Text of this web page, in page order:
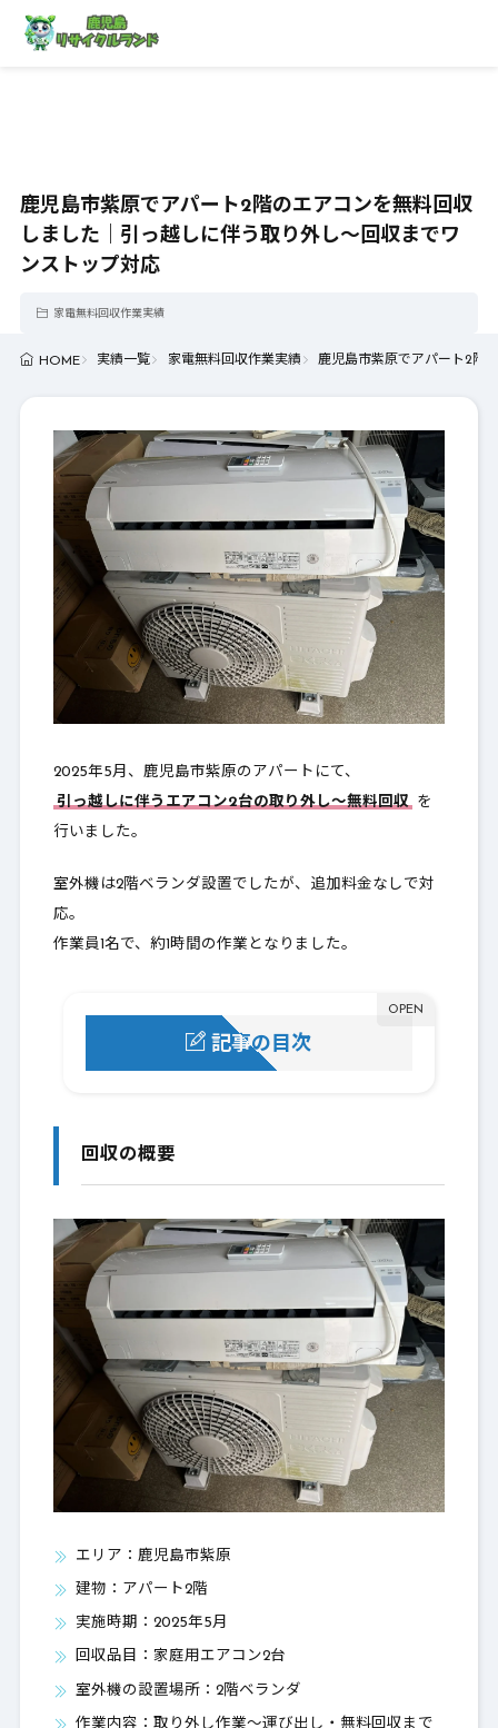
鹿児島市紫原でアパート2階のエアコンを無料回収
しました｜引っ越しに伴う取り外し〜回収までワ
ンストップ対応
家電無料回収作業実績
HOME 実績一覧 家電無料回収作業実績 鹿児島市紫原でアパート2階
2025年5月、鹿児島市紫原のアパートにて、
引っ越しに伴うエアコン2台の取り外し〜無料回収 を
行いました。
室外機は2階ベランダ設置でしたが、追加料金なしで対
応。
作業員1名で、約1時間の作業となりました。
記事の目次
0-2.
ご依頼のきっかけ
1.
1-1. スタッフより
回収の概要
エリア：鹿児島市紫原
建物：アパート2階
実施時期：2025年5月
回収品目：家庭用エアコン2台
室外機の設置場所：2階ベランダ
作業内容：取り外し作業〜運び出し・無料回収まで